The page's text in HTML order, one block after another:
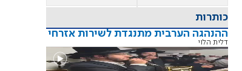
כותרות
ההנהגה הערבית מתנגדת לשירות אזרחי
דלית הלוי